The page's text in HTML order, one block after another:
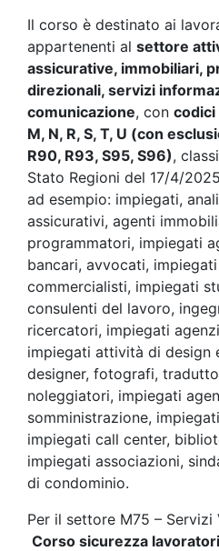
Il corso è destinato ai
appartenenti al settore
assicurative, immobiliari,
direzionali, servizi
comunicazione, con codici
M, N, R, S, T, U (con
R90, R93, S95, S96),
Stato Regioni del 17/4/
ad esempio: impiegati,
assicurativi, agenti
programmatori, impiegati
bancari, avvocati, impiegati
commercialisti, impiegati
consulenti del lavoro,
ricercatori, impiegati
impiegati attività di design
designer, fotografi,
noleggiatori, impiegati
somministrazione,
impiegati call center,
impiegati associazioni,
di condominio.
Per il settore M75 – Servizi
Corso sicurezza